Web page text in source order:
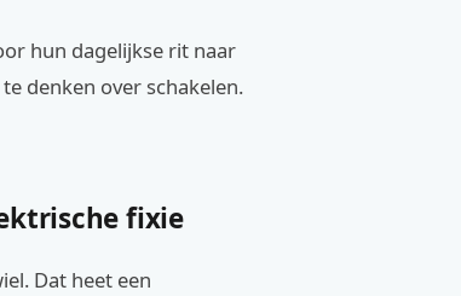
hun dagelijkse rit naar
denken over schakelen.
fixie
Dat heet een